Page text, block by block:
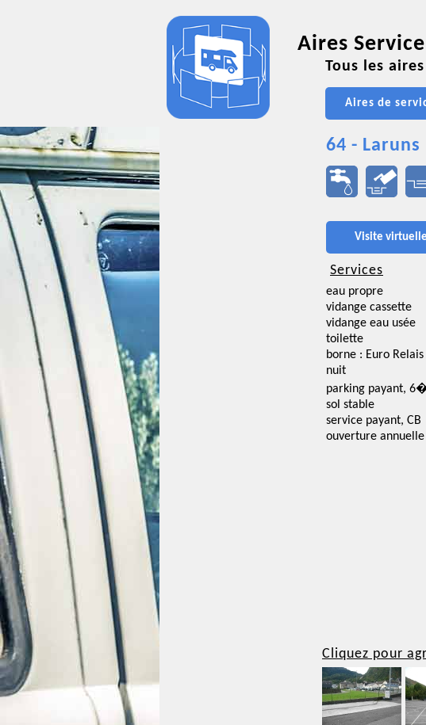
Aires
Tous les
Aires de
64 - Laruns
Visite virtuelle
Services
eau propre
vidange cassette
vidange eau usée
toilette
borne : Euro Relais
nuit
parking payant,
sol stable
service payant, CB
ouverture annuelle
Cliquez pour